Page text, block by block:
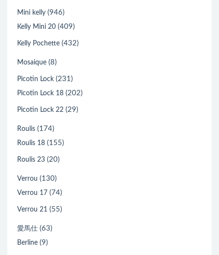
Mini kelly (946)
Kelly Mini 20 (409)
Kelly Pochette (432)
Mosaique (8)
Picotin Lock (231)
Picotin Lock 18 (202)
Picotin Lock 22 (29)
Roulis (174)
Roulis 18 (155)
Roulis 23 (20)
Verrou (130)
Verrou 17 (74)
Verrou 21 (55)
愛馬仕 (63)
Berline (9)